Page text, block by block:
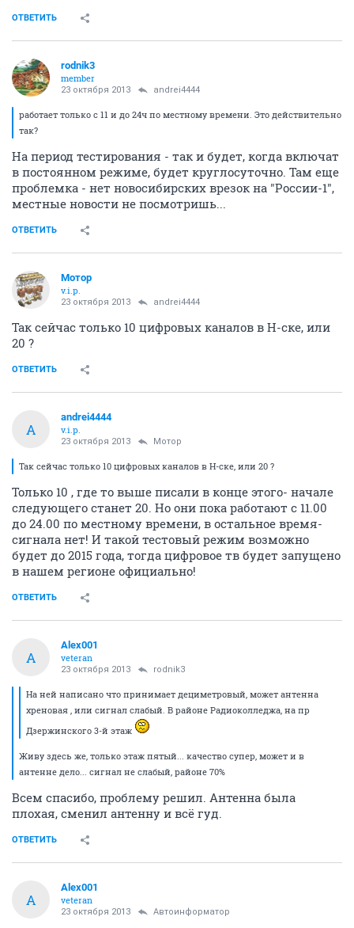
ОТВЕТИТЬ
rodnik3
member
23 октября 2013 andrei4444
работает только с 11 и до 24ч по местному времени. Это действительно
так?
На период тестирования - так и будет, когда включат
в постоянном режиме, будет круглосуточно. Там еще
проблемка - нет новосибирских врезок на "России-1",
местные новости не посмотришь...
ОТВЕТИТЬ
Мотор
v.i.p.
23 октября 2013 andrei4444
Так сейчас только 10 цифровых каналов в Н-ске, или
20 ?
ОТВЕТИТЬ
A
andrei4444
v.i.p.
23 октября 2013 Мотор
Так сейчас только 10 цифровых каналов в Н-ске, или 20 ?
Только 10 , где то выше писали в конце этого- начале
следующего станет 20. Но они пока работают с 11.00
до 24.00 по местному времени, в остальное время-
сигнала нет! И такой тестовый режим возможно
будет до 2015 года, тогда цифровое тв будет запущено
в нашем регионе официально!
ОТВЕТИТЬ
A
Alex001
veteran
23 октября 2013 rodnik3
На ней написано что принимает дециметровый, может антенна
хреновая , или сигнал слабый. В районе Радиоколледжа, на пр
Дзержинского 3-й этаж
Живу здесь же, только этаж пятый... качество супер, может и в
антенне дело... сигнал не слабый, районе 70%
Всем спасибо, проблему решил. Антенна была
плохая, сменил антенну и всё гуд.
ОТВЕТИТЬ
A
Alex001
veteran
23 октября 2013 Автоинформатор